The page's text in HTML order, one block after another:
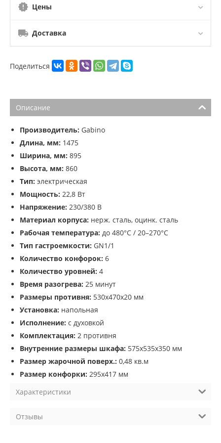
Цены
Доставка
Поделиться
Описание
Производитель: Gabino
Длина, мм: 1475
Ширина, мм: 895
Высота, мм: 860
Тип: электрическая
Мощность: 22,8 Вт
Напряжение: 230/380 В
Материал корпуса: нерж. сталь, оцинк. сталь
Рабочая температура: до 480°C / 20–270°C
Тип гастроемкости: GN1/1
Количество конфорок: 6
Количество уровней: 4
Время разогрева: 25 минут
Размеры противня: 530х470х20 мм
Установка: напольная
Исполнение: с духовкой
Комплектация: 2 противня
Внутренние размеры шкафа: 575х535х350 мм
Размер жарочной поверх.: 0,48 кв.м
Размер конфорки: 295х417 мм
Характеристики
Отзывы